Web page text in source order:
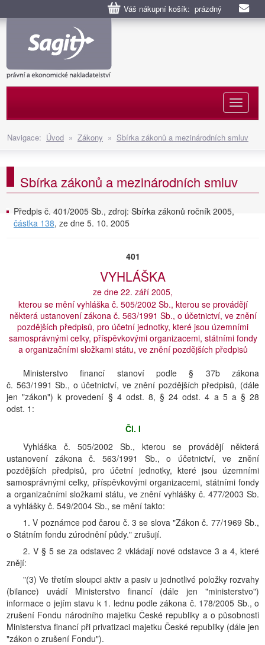
Váš nákupní košík: prázdný
Navigace: Úvod » Zákony » Sbírka zákonů a mezinárodních smluv
Sbírka zákonů a mezinárodních smluv
Předpis č. 401/2005 Sb., zdroj: Sbírka zákonů ročník 2005,
částka 138, ze dne 5. 10. 2005
401
VYHLÁŠKA
ze dne 22. září 2005,
kterou se mění vyhláška č. 505/2002 Sb., kterou se provádějí
některá ustanovení zákona č. 563/1991 Sb., o účetnictví, ve znění
pozdějších předpisů, pro účetní jednotky, které jsou územními
samosprávnými celky, příspěvkovými organizacemi, státními fondy
a organizačními složkami státu, ve znění pozdějších předpisů
Ministerstvo financí stanoví podle § 37b zákona
č. 563/1991 Sb., o účetnictví, ve znění pozdějších předpisů, (dále
jen "zákon") k provedení § 4 odst. 8, § 24 odst. 4 a 5 a § 28
odst. 1:
Čl. I
Vyhláška č. 505/2002 Sb., kterou se provádějí některá
ustanovení zákona č. 563/1991 Sb., o účetnictví, ve znění
pozdějších předpisů, pro účetní jednotky, které jsou územními
samosprávnými celky, příspěvkovými organizacemi, státními fondy
a organizačními složkami státu, ve znění vyhlášky č. 477/2003 Sb.
a vyhlášky č. 549/2004 Sb., se mění takto:
1. V poznámce pod čarou č. 3 se slova "Zákon č. 77/1969 Sb.,
o Státním fondu zúrodnění půdy." zrušují.
2. V § 5 se za odstavec 2 vkládají nové odstavce 3 a 4, které
znějí:
"(3) Ve třetím sloupci aktiv a pasiv u jednotlivé položky rozvahy
(bilance) uvádí Ministerstvo financí (dále jen "ministerstvo")
informace o jejím stavu k 1. lednu podle zákona č. 178/2005 Sb., o
zrušení Fondu národního majetku České republiky a o působnosti
Ministerstva financí při privatizaci majetku České republiky (dále jen
"zákon o zrušení Fondu").